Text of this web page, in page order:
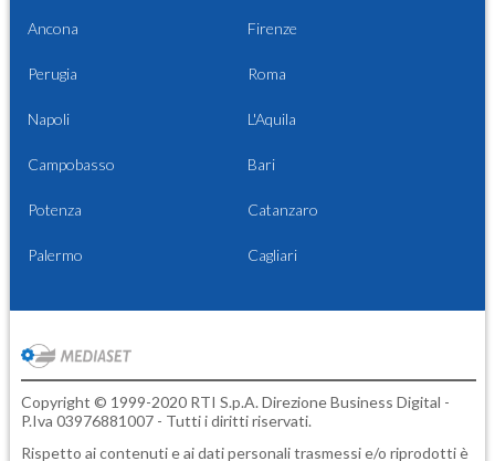
Ancona Firenze
Perugia Roma
Napoli L'Aquila
Campobasso Bari
Potenza Catanzaro
Palermo Cagliari
Copyright © 1999-2020 RTI S.p.A. Direzione Business Digital -
P.Iva 03976881007 - Tutti i diritti riservati.
Rispetto ai contenuti e ai dati personali trasmessi e/o riprodotti è